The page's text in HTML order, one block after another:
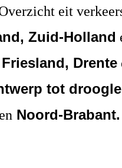
eit
Zuid-Holland
Drente
tot
en Noord-Brabant.